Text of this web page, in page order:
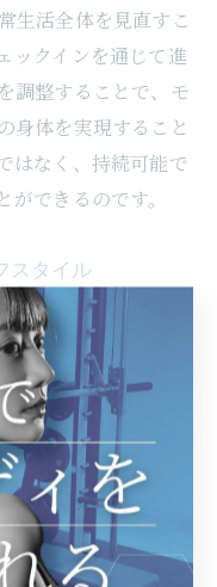
生活全体を見直すこ
ックインを通じて進
調整することで、モ
身体を実現すること
はなく、持続可能で
できるのです。
スタイル
まりは、地域の特性
ります。パーソナ
携し、トレーニン
境が整っていま
勤や日常生活の中
とが可能です。更
され、日常生活のス
向上にも寄与しま